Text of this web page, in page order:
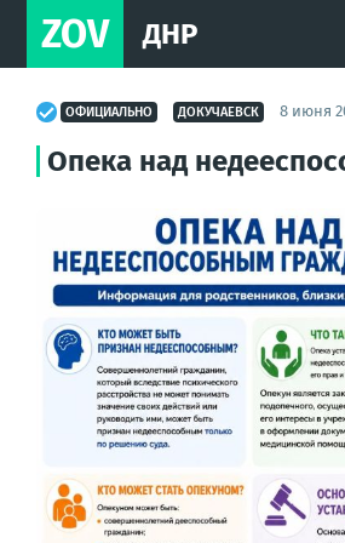
ZOV ДНР
ОФИЦИАЛЬНО ДОКУЧАЕВСК 8 июня
Опека над